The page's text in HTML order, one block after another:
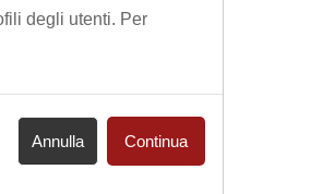
degli utenti. Per
Annulla Continua